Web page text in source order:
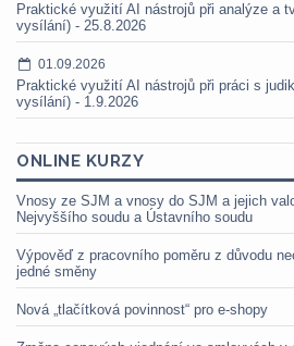
Praktické využití AI nástrojů při analýze a
vysílání) - 25.8.2026
01.09.2026
Praktické využití AI nástrojů při práci s
vysílání) - 1.9.2026
ONLINE KURZY
Vnosy ze SJM a vnosy do SJM a jejich
Nejvyššího soudu a Ústavního soudu
Výpověď z pracovního poměru z důvodu
jedné směny
Nová „tlačítková povinnost“ pro e-shopy